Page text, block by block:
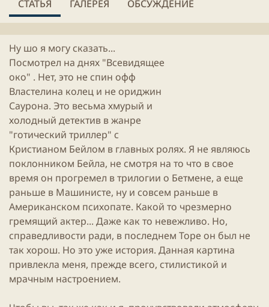
у
к
а
ц
и
СТАТЬЯ ГАЛЕРЕЯ ОБСУЖДЕНИЕ
Ну шо я могу сказать...
Посмотрел на днях "Всевидящее
око" . Нет, это не спин офф
Властелина колец и не ориджин
Саурона. Это весьма хмурый и
холодный детектив в жанре
"готический триллер" с
Кристианом Бейлом в главных ролях. Я не являюсь
поклонником Бейла, не смотря на то что в свое
время он прогремел в трилогии о Бетмене, а еще
раньше в Машинисте, ну и совсем раньше в
Американском психопате. Какой то чрезмерно
гремящий актер... Даже как то невежливо. Но,
справедливости ради, в последнем Торе он был не
так хорош. Но это уже история. Данная картина
привлекла меня, прежде всего, стилистикой и
мрачным настроением.